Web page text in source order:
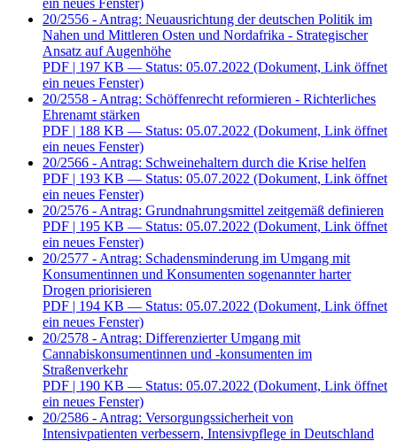
ein neues Fenster)
20/2556 - Antrag: Neuausrichtung der deutschen Politik im
Nahen und Mittleren Osten und Nordafrika - Strategischer
Ansatz auf Augenhöhe
PDF | 197 KB — Status: 05.07.2022 (Dokument, Link öffnet
ein neues Fenster)
20/2558 - Antrag: Schöffenrecht reformieren - Richterliches
Ehrenamt stärken
PDF | 188 KB — Status: 05.07.2022 (Dokument, Link öffnet
ein neues Fenster)
20/2566 - Antrag: Schweinehaltern durch die Krise helfen
PDF | 193 KB — Status: 05.07.2022 (Dokument, Link öffnet
ein neues Fenster)
20/2576 - Antrag: Grundnahrungsmittel zeitgemäß definieren
PDF | 195 KB — Status: 05.07.2022 (Dokument, Link öffnet
ein neues Fenster)
20/2577 - Antrag: Schadensminderung im Umgang mit
Konsumentinnen und Konsumenten sogenannter harter
Drogen priorisieren
PDF | 194 KB — Status: 05.07.2022 (Dokument, Link öffnet
ein neues Fenster)
20/2578 - Antrag: Differenzierter Umgang mit
Cannabiskonsumentinnen und -konsumenten im
Straßenverkehr
PDF | 190 KB — Status: 05.07.2022 (Dokument, Link öffnet
ein neues Fenster)
20/2586 - Antrag: Versorgungssicherheit von
Intensivpatienten verbessern, Intensivpflege in Deutschland